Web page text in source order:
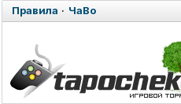
Правила · ЧаВо